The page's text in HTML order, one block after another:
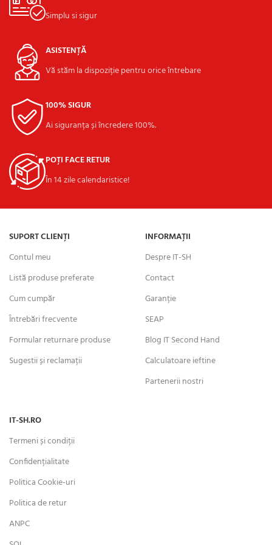
Simplu si sigur
ASISTENȚĂ
Vă stăm la dispoziție pentru orice întrebare
100% SIGUR
Ai siguranța și încredere 100%.
POȚI FACE RETUR
În 14 zile calendaristice!
SUPORT CLIENȚI
Contul meu
Listă produse preferate
Cum cumpăr
Întrebări frecvente
Formular returnare produse
Sugestii și reclamații
INFORMAȚII
Despre IT-SH
Contact
Garanție
SEAP
Blog IT Second Hand
Calculatoare ieftine
Partenerii nostri
IT-SH.RO
Termeni și condiții
Confidențialitate
Politica Cookie-uri
Politica de retur
ANPC